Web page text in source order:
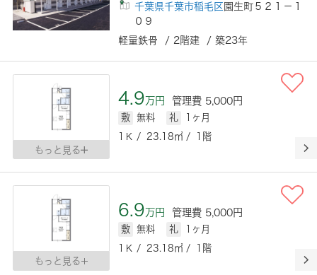
千葉県千葉市稲毛区 園生町５２１－１
０９
軽量鉄骨 / 2階建 / 築23年
もっと見る
4.9万円 管理費 5,000円
敷 無料 礼
1ヶ月
1Ｋ / 23.18㎡ / 1階
もっと見る
6.9万円 管理費 5,000円
敷 無料 礼
1ヶ月
1Ｋ / 23.18㎡ / 1階